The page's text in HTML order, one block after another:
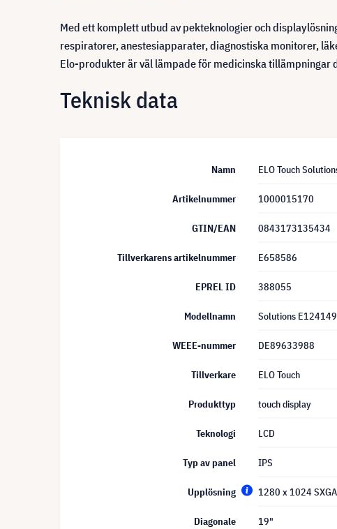
Med ett komplett utbud av pekteknologier och
respiratorer, anestesiapparater, diagnostiska monitorer,
Elo-produkter är väl lämpade för medicinska tillämpningar
Teknisk data
Namn ELO Touch
Artikelnummer 1000015170
GTIN/EAN 0843173135434
Tillverkarens artikelnummer E658586
EPREL ID 388055
Modellnamn Solutions E124149
WEEE-nummer DE89633988
Tillverkare ELO Touch
Produkttyp touch display
Teknologi LCD
Typ av panel IPS
Upplösning 1280 x 1024 SXGA
Diagonale 19"